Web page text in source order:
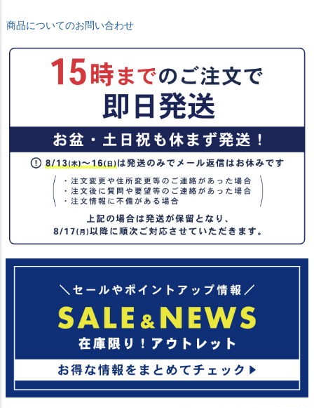
商品についてのお問い合わせ